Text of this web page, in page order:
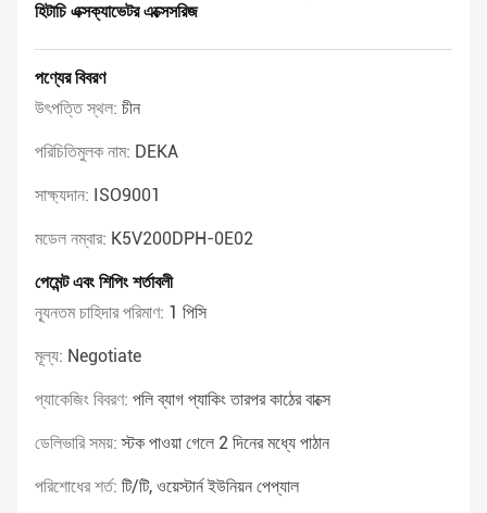
হিটাচি এক্সক্যাভেটর এক্সেসরিজ
পণ্যের বিবরণ
উৎপত্তি স্থল: চীন
পরিচিতিমুলক নাম: DEKA
সাক্ষ্যদান: ISO9001
মডেল নম্বার: K5V200DPH-0E02
পেমেন্ট এবং শিপিং শর্তাবলী
ন্যূনতম চাহিদার পরিমাণ: 1 পিসি
মূল্য: Negotiate
প্যাকেজিং বিবরণ: পলি ব্যাগ প্যাকিং তারপর কাঠের বাক্সে
ডেলিভারি সময়:স্টক পাওয়া গেলে 2 দিনের মধ্যে পাঠান
পরিশোধের শর্ত: টি/টি, ওয়েস্টার্ন ইউনিয়ন পেপ্যাল